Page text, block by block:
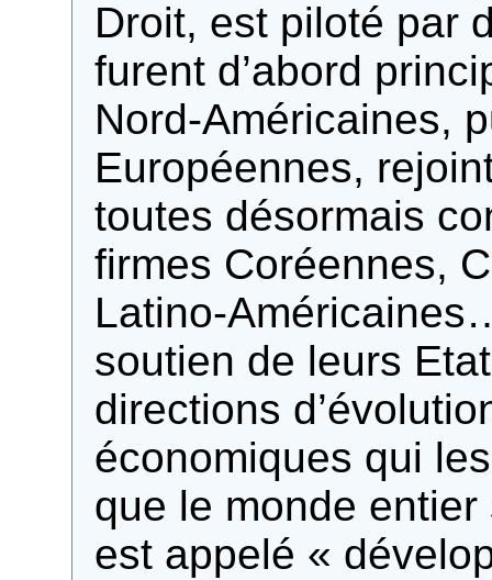
Droit, est piloté par
furent d’abord
Nord-Américaines,
Européennes,
toutes désormais
firmes Coréennes,
Latino-
soutien de leurs
directions
économiques qui
que le monde
est appelé «